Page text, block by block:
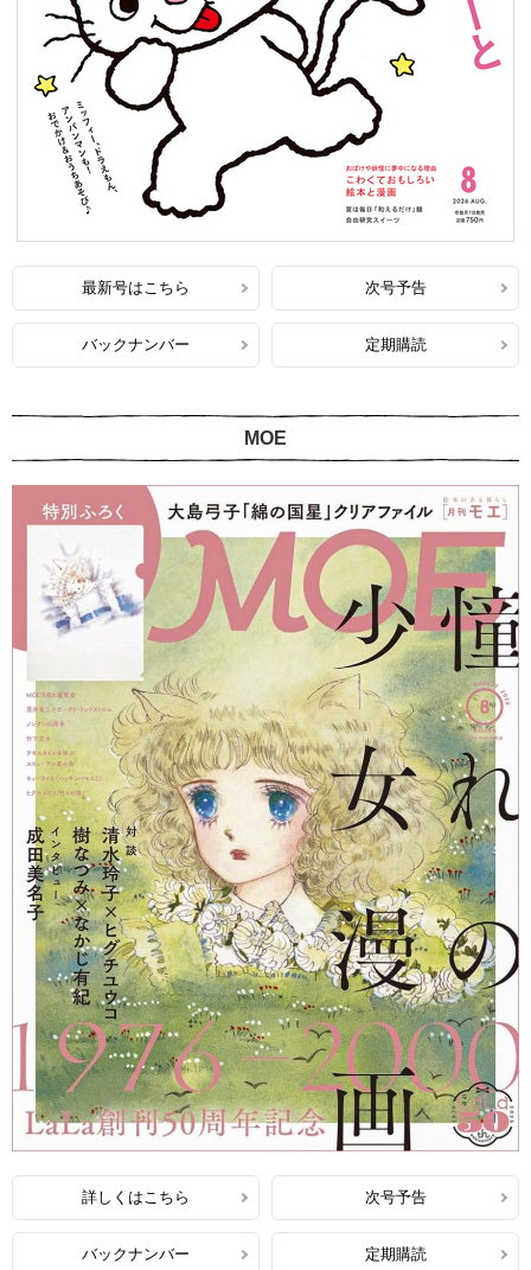
最新号はこちら 次号予告
バックナンバー 定期購読
MOE
詳しくはこちら 次号予告
バックナンバー 定期購読